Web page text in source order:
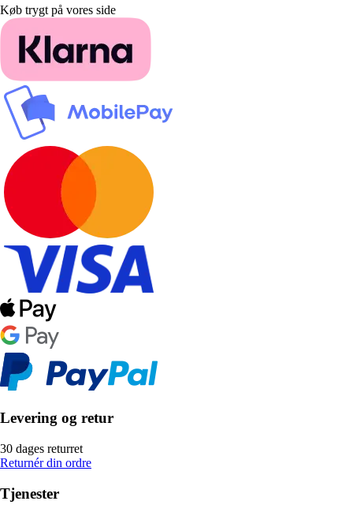
Køb trygt på vores side
Levering og retur
30 dages returret
Returnér din ordre
Tjenester